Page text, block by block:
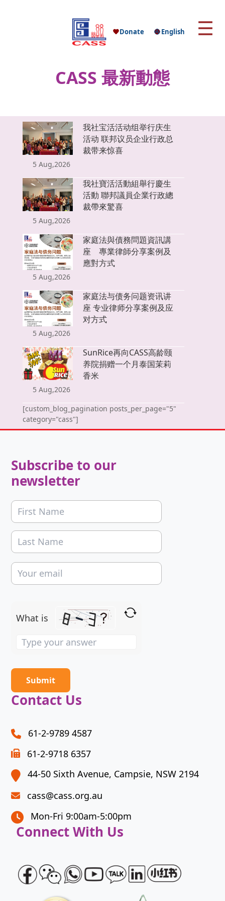
Donate English ☰
CASS 最新動態
我社宝活活动组举行庆生
活动 联邦议员企业行政总
裁带来惊喜
5 Aug,2026
我社寶活活動組舉行慶生
活動 聯邦議員企業行政總
裁帶來驚喜
5 Aug,2026
家庭法與債務問題資訊講
座 專業律師分享案例及
應對方式
5 Aug,2026
家庭法与债务问题资讯讲
座 专业律师分享案例及应
对方式
5 Aug,2026
SunRice再向CASS高龄颐
养院捐赠一个月泰国茉莉
香米
5 Aug,2026
[custom_blog_pagination posts_per_page="5"
category="cass"]
Subscribe to our
newsletter
What is
the
problem
shown
in
image
continue.
Contact Us
61-2-9789 4587
61-2-9718 6357
44-50 Sixth Avenue, Campsie, NSW 2194
cass@cass.org.au
Mon-Fri 9:00am-5:00pm
Connect With Us